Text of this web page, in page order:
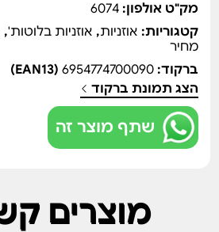
מק"ט אולפון:6074
קטגוריות: אוזניות, אוזניות בלוטות',
מחיר
ברקוד:6954774700090
(EAN13)
הצג תמונת ברקוד
שתף מוצר זה
מוצרים